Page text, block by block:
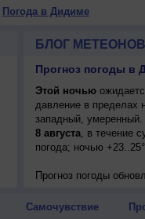
Погода в Дидиме
БЛОГ
Прогноз погоды в
Этой ночью
давление в пределах
западный,
8 августа, в течение
погода; ночью
Прогноз погоды
Самочувствие